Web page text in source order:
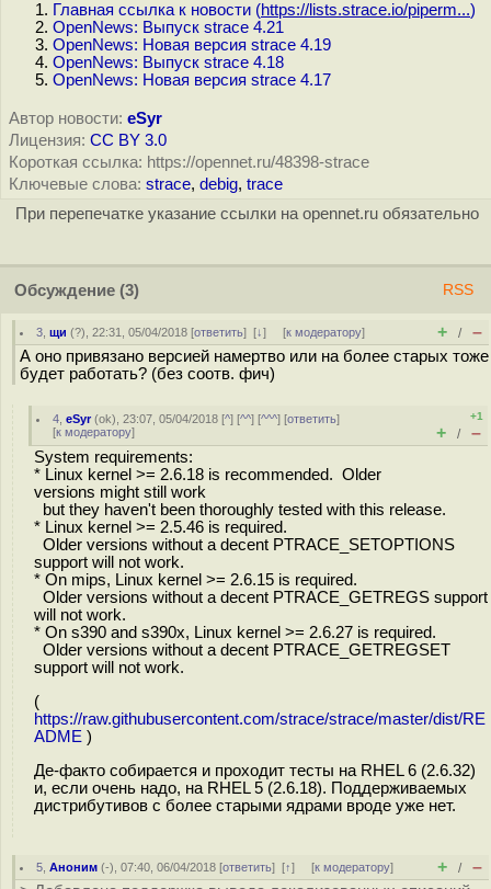
Главная ссылка к новости (https://lists.strace.io/piperm...)
OpenNews: Выпуск strace 4.21
OpenNews: Новая версия strace 4.19
OpenNews: Выпуск strace 4.18
OpenNews: Новая версия strace 4.17
Автор новости: eSyr
Лицензия: CC BY 3.0
Короткая ссылка: https://opennet.ru/48398-strace
Ключевые слова: strace, debig, trace
При перепечатке указание ссылки на opennet.ru обязательно
Обсуждение (3) RSS
3 ,щи (?), 22:31, 05/04/2018 [ответить][↓] [к модератору] + / –
А оно привязано версией намертво или на более старых тоже
будет работать? (без соотв. фич)
4 ,eSyr(ok), 23:07, 05/04/2018 [^] [^^] [^^^] [ответить]
[к модератору]
+1
+ / –
System requirements:
* Linux kernel >= 2.6.18 is recommended. Older
versions might still work
but they haven't been thoroughly tested with this release.
* Linux kernel >= 2.5.46 is required.
Older versions without a decent PTRACE_SETOPTIONS
support will not work.
* On mips, Linux kernel >= 2.6.15 is required.
Older versions without a decent PTRACE_GETREGS support
will not work.
* On s390 and s390x, Linux kernel >= 2.6.27 is required.
Older versions without a decent PTRACE_GETREGSET
support will not work.
(
https://raw.githubusercontent.com/strace/strace/master/dist/RE
ADME )
Де-факто собирается и проходит тесты на RHEL 6 (2.6.32)
и, если очень надо, на RHEL 5 (2.6.18). Поддерживаемых
дистрибутивов с более старыми ядрами вроде уже нет.
5 ,Аноним (-), 07:40, 06/04/2018 [ответить][↑] [к модератору] + / –